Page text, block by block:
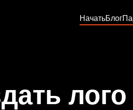
НачатьБлог